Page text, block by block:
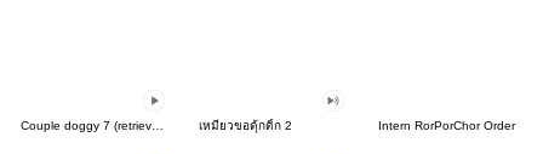
เหมียวขอดุ้กดิ้ก 2 Intern RorPorChor Order